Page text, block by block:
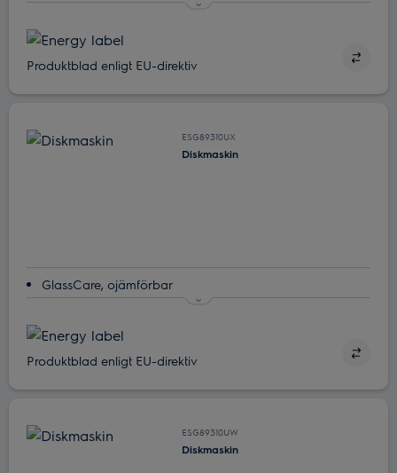
Dina finglas skyddas med SoftGrips och SoftSpikes
Alla dina bestick kan diskas på en gång med MaxiFlex
Heltäckande med SatelliteClean
Produktblad enligt EU-direktiv
ESG89310UX
Diskmaskin
GlassCare, ojämförbar
Dina finglas skyddas med SoftGrips och SoftSpikes
Dina finglas skyddas med SoftGrips och SoftSpikes
Heltäckande med SatelliteClean
Produktblad enligt EU-direktiv
ESG89310UW
Diskmaskin